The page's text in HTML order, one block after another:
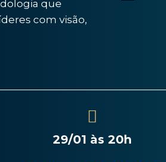
que
com visão,
29/01 às 20h